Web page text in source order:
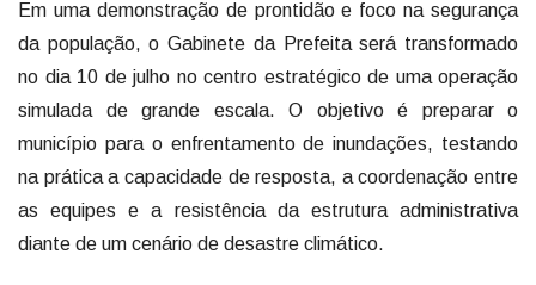
Em uma demonstração de prontidão e foco na segurança
da população, o Gabinete da Prefeita será transformado
no dia 10 de julho no centro estratégico de uma operação
simulada de grande escala. O objetivo é preparar o
município para o enfrentamento de inundações, testando
na prática a capacidade de resposta, a coordenação entre
as equipes e a resistência da estrutura administrativa
diante de um cenário de desastre climático.